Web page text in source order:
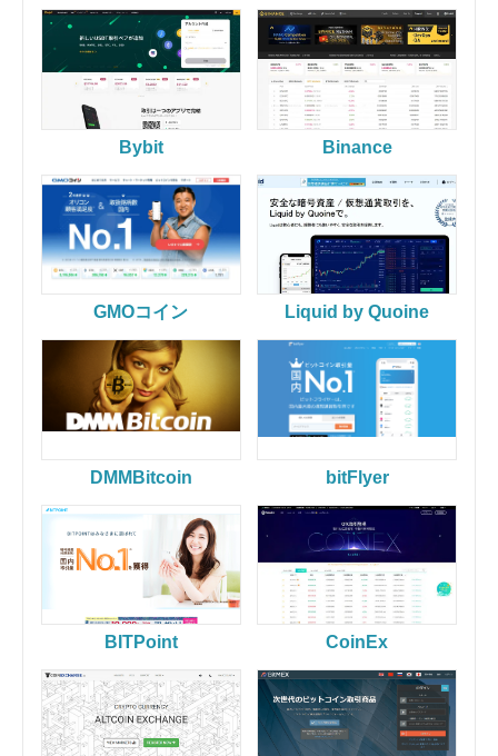
Bybit Binance
GMOコイン Liquid by Quoine
DMMBitcoin bitFlyer
BITPoint CoinEx
Cryptopia CoinEx
Coinexchange Zaif
GMOコイン DMMBitcoin
Binance Bybit